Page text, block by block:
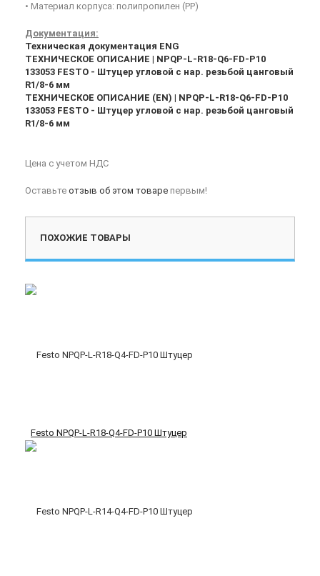
• Материал корпуса: полипропилен (PP)
Документация:
Техническая документация ENG
ТЕХНИЧЕСКОЕ ОПИСАНИЕ | NPQP-L-R18-Q6-FD-P10
133053 FESTO - Штуцер угловой с нар. резьбой цанговый
R1/8-6 мм
ТЕХНИЧЕСКОЕ ОПИСАНИЕ (EN) | NPQP-L-R18-Q6-FD-P10
133053 FESTO - Штуцер угловой с нар. резьбой цанговый
R1/8-6 мм
Цена с учетом НДС
Оставьте отзыв об этом товаре первым!
ПОХОЖИЕ ТОВАРЫ
Festo NPQP-L-R18-Q4-FD-P10 Штуцер